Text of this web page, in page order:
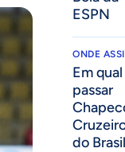
ESPN
ONDE
Em
passar
do